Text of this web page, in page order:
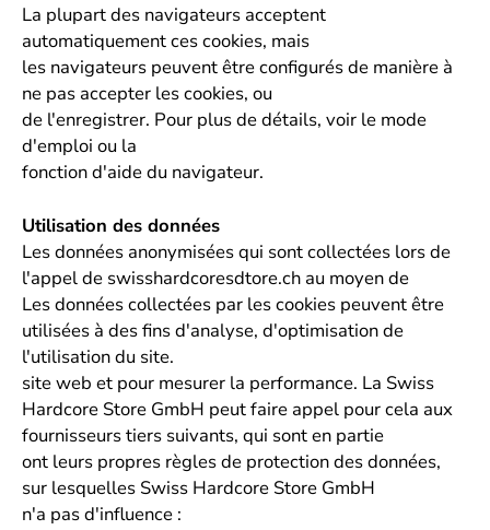
La plupart des navigateurs acceptent
automatiquement ces cookies, mais
les navigateurs peuvent être configurés de manière à
ne pas accepter les cookies, ou
de l'enregistrer. Pour plus de détails, voir le mode
d'emploi ou la
fonction d'aide du navigateur.
Utilisation des données
Les données anonymisées qui sont collectées lors de
l'appel de swisshardcoresdtore.ch au moyen de
Les données collectées par les cookies peuvent être
utilisées à des fins d'analyse, d'optimisation de
l'utilisation du site.
site web et pour mesurer la performance. La Swiss
Hardcore Store GmbH peut faire appel pour cela aux
fournisseurs tiers suivants, qui sont en partie
ont leurs propres règles de protection des données,
sur lesquelles Swiss Hardcore Store GmbH
n'a pas d'influence :